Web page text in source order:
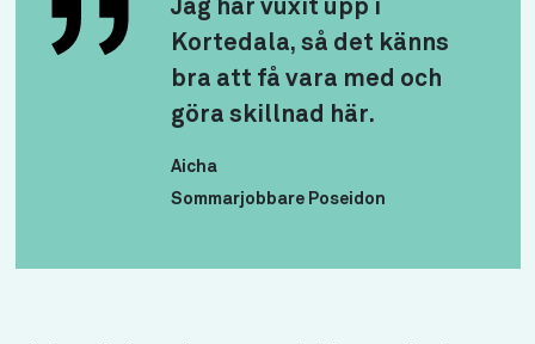
Jag har vuxit upp i
Kortedala, så det känns
bra att få vara med och
göra skillnad här.
Aicha
Sommarjobbare Poseidon